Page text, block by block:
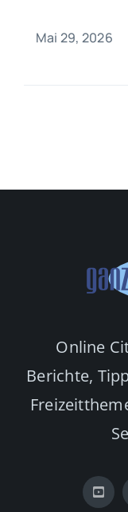
Mai 29, 2026
Online
Berichte,